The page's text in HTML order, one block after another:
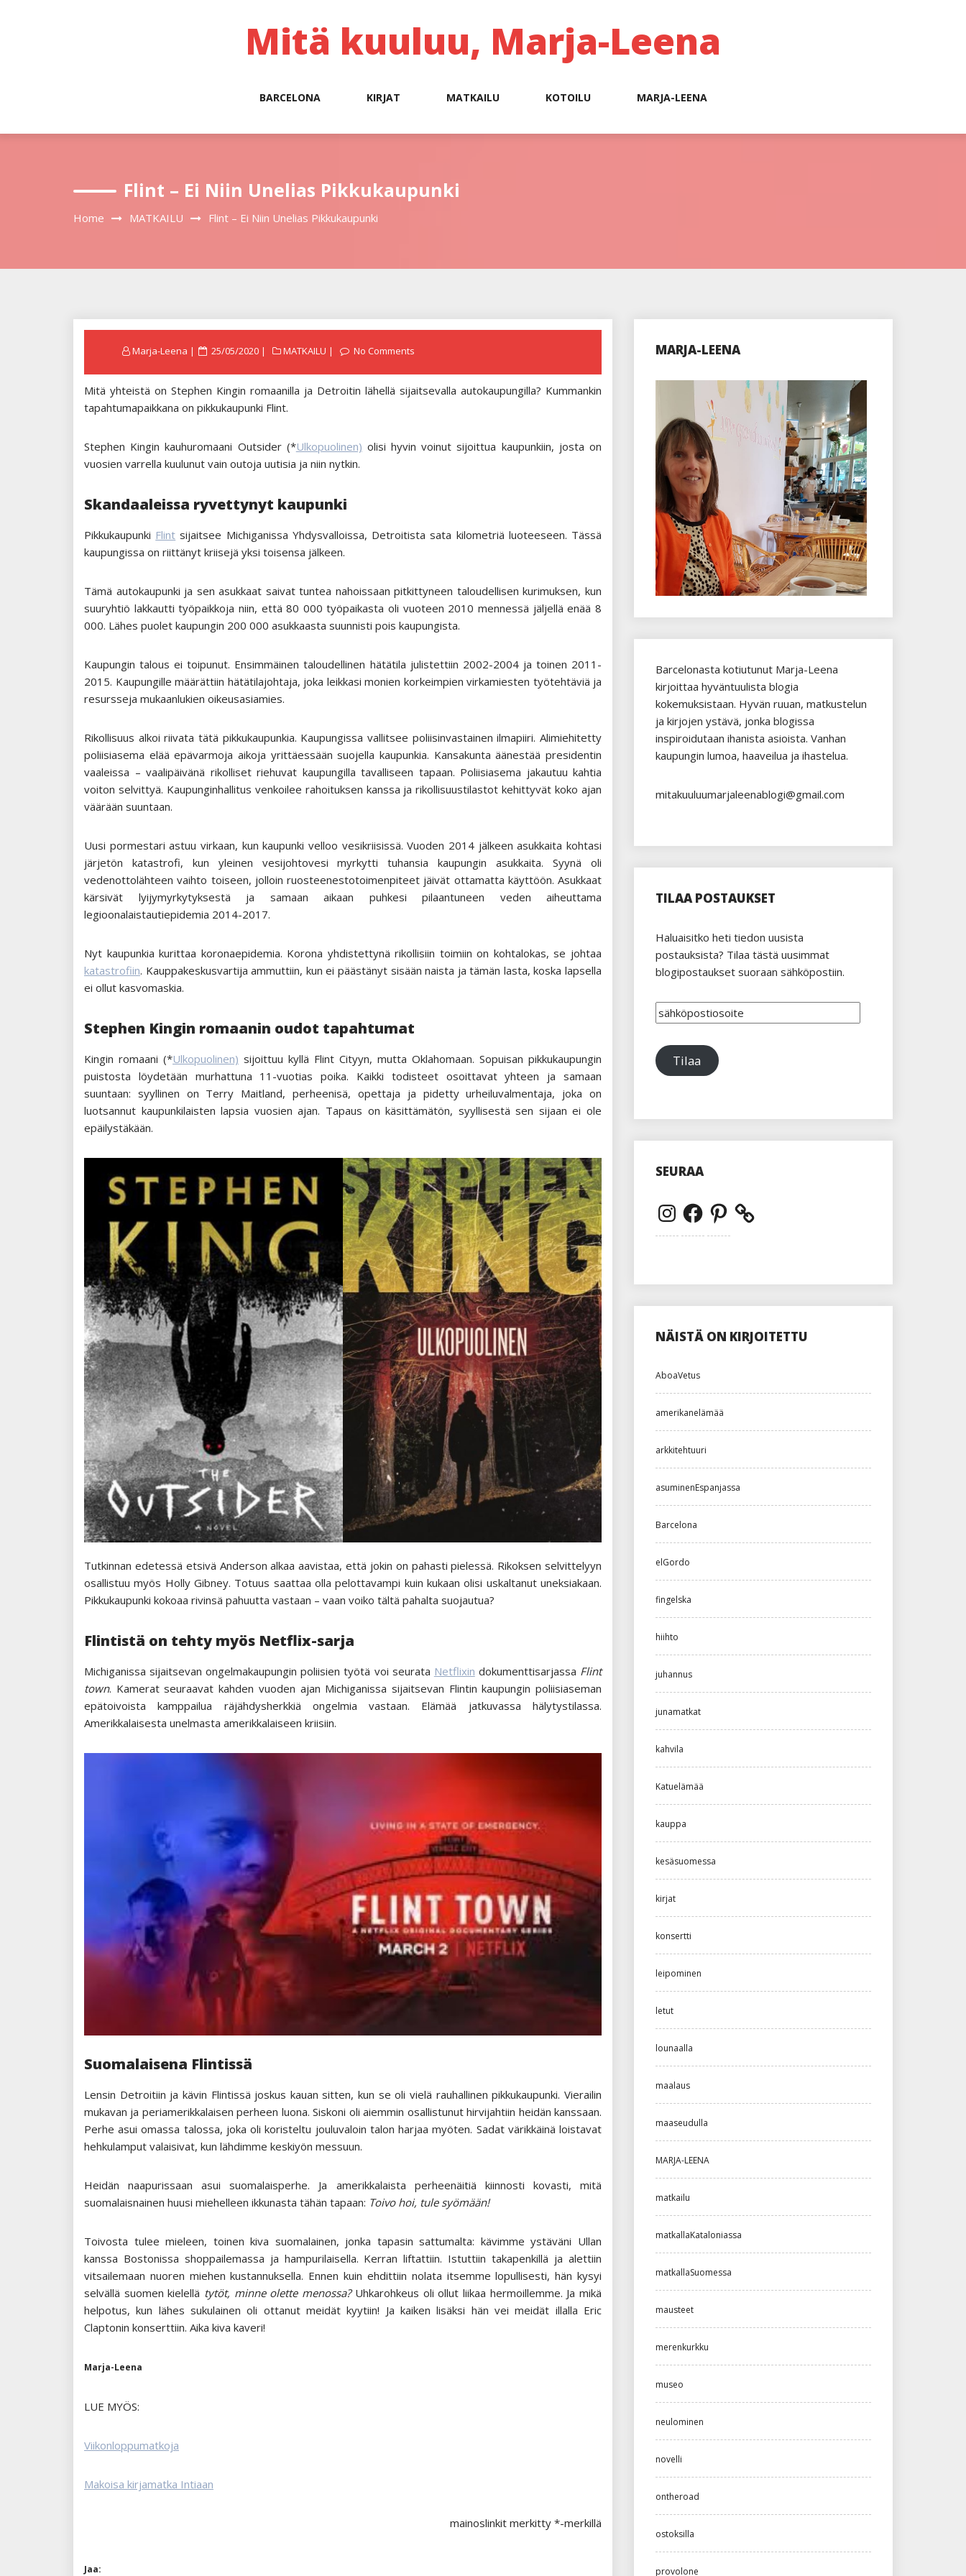
Mitä kuuluu, Marja-Leena
BARCELONA KIRJAT MATKAILU KOTOILU MARJA-LEENA
Flint – Ei Niin Unelias Pikkukaupunki
Home MATKAILU Flint – Ei Niin Unelias Pikkukaupunki
Marja-Leena
Posted
25/05/2020 MATKAILU No Comments
Mitä yhteistä on Stephen Kingin romaanilla ja Detroitin lähellä sijaitsevalla autokaupungilla? Kummankin
tapahtumapaikkana on pikkukaupunki Flint.
Stephen Kingin kauhuromaani Outsider (*Ulkopuolinen) olisi hyvin voinut sijoittua kaupunkiin, josta on
vuosien varrella kuulunut vain outoja uutisia ja niin nytkin.
Skandaaleissa ryvettynyt kaupunki
Pikkukaupunki Flint sijaitsee Michiganissa Yhdysvalloissa, Detroitista sata kilometriä luoteeseen. Tässä
kaupungissa on riittänyt kriisejä yksi toisensa jälkeen.
Tämä autokaupunki ja sen asukkaat saivat tuntea nahoissaan pitkittyneen taloudellisen kurimuksen, kun
suuryhtiö lakkautti työpaikkoja niin, että 80 000 työpaikasta oli vuoteen 2010 mennessä jäljellä enää 8
000. Lähes puolet kaupungin 200 000 asukkaasta suunnisti pois kaupungista.
Kaupungin talous ei toipunut. Ensimmäinen taloudellinen hätätila julistettiin 2002-2004 ja toinen 2011-
2015. Kaupungille määrättiin hätätilajohtaja, joka leikkasi monien korkeimpien virkamiesten työtehtäviä ja
resursseja mukaanlukien oikeusasiamies.
Rikollisuus alkoi riivata tätä pikkukaupunkia. Kaupungissa vallitsee poliisinvastainen ilmapiiri. Alimiehitetty
poliisiasema elää epävarmoja aikoja yrittäessään suojella kaupunkia. Kansakunta äänestää presidentin
vaaleissa – vaalipäivänä rikolliset riehuvat kaupungilla tavalliseen tapaan. Poliisiasema jakautuu kahtia
voiton selvittyä. Kaupunginhallitus venkoilee rahoituksen kanssa ja rikollisuustilastot kehittyvät koko ajan
väärään suuntaan.
Uusi pormestari astuu virkaan, kun kaupunki velloo vesikriisissä. Vuoden 2014 jälkeen asukkaita kohtasi
järjetön katastrofi, kun yleinen vesijohtovesi myrkytti tuhansia kaupungin asukkaita. Syynä oli
vedenottolähteen vaihto toiseen, jolloin ruosteenestotoimenpiteet jäivät ottamatta käyttöön. Asukkaat
kärsivät lyijymyrkytyksestä ja samaan aikaan puhkesi pilaantuneen veden aiheuttama
legioonalaistautiepidemia 2014-2017.
Nyt kaupunkia kurittaa koronaepidemia. Korona yhdistettynä rikollisiin toimiin on kohtalokas, se johtaa
katastrofiin. Kauppakeskusvartija ammuttiin, kun ei päästänyt sisään naista ja tämän lasta, koska lapsella
ei ollut kasvomaskia.
Stephen Kingin romaanin oudot tapahtumat
Kingin romaani (*Ulkopuolinen) sijoittuu kyllä Flint Cityyn, mutta Oklahomaan. Sopuisan pikkukaupungin
puistosta löydetään murhattuna 11-vuotias poika. Kaikki todisteet osoittavat yhteen ja samaan
suuntaan: syyllinen on Terry Maitland, perheenisä, opettaja ja pidetty urheiluvalmentaja, joka on
luotsannut kaupunkilaisten lapsia vuosien ajan. Tapaus on käsittämätön, syyllisestä sen sijaan ei ole
epäilystäkään.
Tutkinnan edetessä etsivä Anderson alkaa aavistaa, että jokin on pahasti pielessä. Rikoksen selvittelyyn
osallistuu myös Holly Gibney. Totuus saattaa olla pelottavampi kuin kukaan olisi uskaltanut uneksiakaan.
Pikkukaupunki kokoaa rivinsä pahuutta vastaan – vaan voiko tältä pahalta suojautua?
Flintistä on tehty myös Netflix-sarja
Michiganissa sijaitsevan ongelmakaupungin poliisien työtä voi seurata Netflixin dokumenttisarjassa Flint
town. Kamerat seuraavat kahden vuoden ajan Michiganissa sijaitsevan Flintin kaupungin poliisiaseman
epätoivoista kamppailua räjähdysherkkiä ongelmia vastaan. Elämää jatkuvassa hälytystilassa.
Amerikkalaisesta unelmasta amerikkalaiseen kriisiin.
Suomalaisena Flintissä
Lensin Detroitiin ja kävin Flintissä joskus kauan sitten, kun se oli vielä rauhallinen pikkukaupunki. Vierailin
mukavan ja periamerikkalaisen perheen luona. Siskoni oli aiemmin osallistunut hirvijahtiin heidän kanssaan.
Perhe asui omassa talossa, joka oli koristeltu jouluvaloin talon harjaa myöten. Sadat värikkäinä loistavat
hehkulamput valaisivat, kun lähdimme keskiyön messuun.
Heidän naapurissaan asui suomalaisperhe. Ja amerikkalaista perheenäitiä kiinnosti kovasti, mitä
suomalaisnainen huusi miehelleen ikkunasta tähän tapaan: Toivo hoi, tule syömään!
Toivosta tulee mieleen, toinen kiva suomalainen, jonka tapasin sattumalta: kävimme ystäväni Ullan
kanssa Bostonissa shoppailemassa ja hampurilaisella. Kerran liftattiin. Istuttiin takapenkillä ja alettiin
vitsailemaan nuoren miehen kustannuksella. Ennen kuin ehdittiin nolata itsemme lopullisesti, hän kysyi
selvällä suomen kielellä tytöt, minne olette menossa?Uhkarohkeus oli ollut liikaa hermoillemme. Ja mikä
helpotus, kun lähes sukulainen oli ottanut meidät kyytiin! Ja kaiken lisäksi hän vei meidät illalla Eric
Claptonin konserttiin. Aika kiva kaveri!
Marja-Leena
LUE MYÖS:
Viikonloppumatkoja
Makoisa kirjamatka Intiaan
mainoslinkit merkitty *-merkillä
Jaa:
MARJA-LEENA
Barcelonasta kotiutunut Marja-Leena
kirjoittaa hyväntuulista blogia
kokemuksistaan. Hyvän ruuan, matkustelun
ja kirjojen ystävä, jonka blogissa
inspiroidutaan ihanista asioista. Vanhan
kaupungin lumoa, haaveilua ja ihastelua.
mitakuuluumarjaleenablogi@gmail.com
TILAA POSTAUKSET
Haluaisitko heti tiedon uusista
postauksista? Tilaa tästä uusimmat
blogipostaukset suoraan sähköpostiin.
sähköpostiosoite
Tilaa
SEURAA
InstagramFacebookPinterest
NÄISTÄ ON KIRJOITETTU
AboaVetus
amerikanelämää
arkkitehtuuri
asuminenEspanjassa
Barcelona
elGordo
fingelska
hiihto
juhannus
junamatkat
kahvila
Katuelämää
kauppa
kesäsuomessa
kirjat
konsertti
leipominen
letut
lounaalla
maalaus
maaseudulla
MARJA-LEENA
matkailu
matkallaKataloniassa
matkallaSuomessa
mausteet
merenkurkku
museo
neulominen
novelli
ontheroad
ostoksilla
provolone